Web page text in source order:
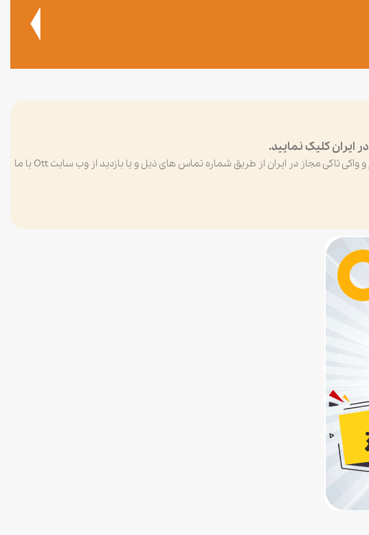
در ایران کلیک نمایید.
بزرگترین عرضه کننده انواع بیسیم و واکی تاکی مجاز در ایران از طریق شماره تماس های ذیل و یا بازدید از وب سایت Ott با ما